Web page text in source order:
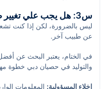
س3: هل يجب علي تغيير طبيب النساء بعد الحمل؟
ليس بالضرورة، لكن إذا كنت
عن طبيب آخر.
في الختام، يعتبر البحث عن
والتوليد في حصيان دبي خطوة
حصولك على الخدمات التي
إخلاء المسؤولية: المعلومات